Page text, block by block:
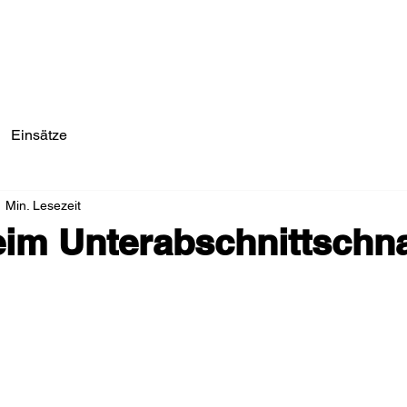
Einsätze
Min. Lesezeit